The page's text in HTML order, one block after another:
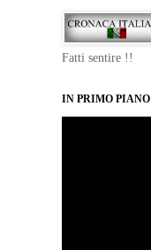
Fatti sentire !!
IN PRIMO PIANO